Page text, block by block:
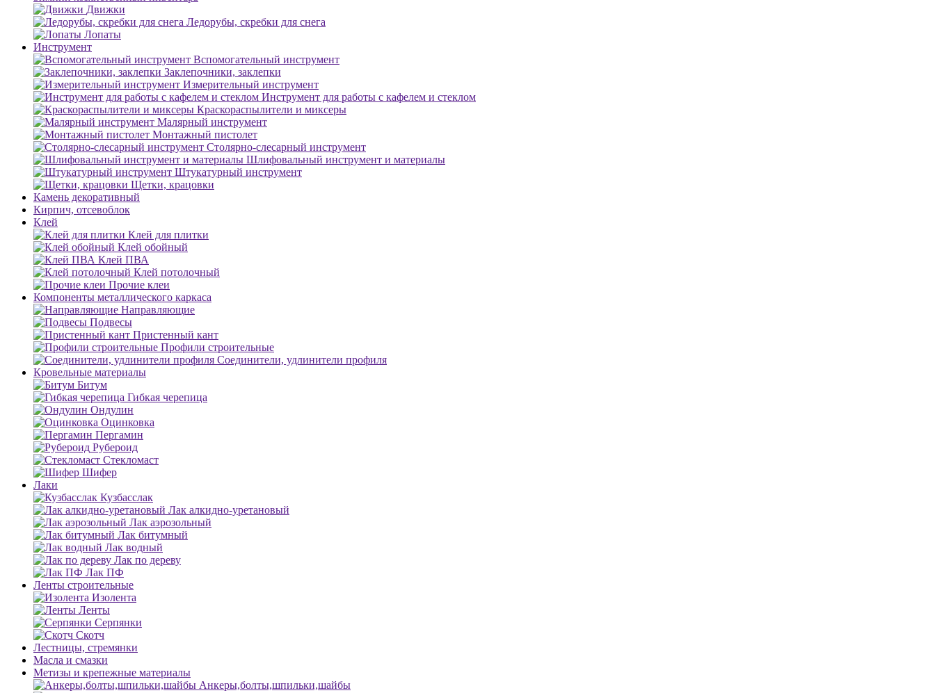
Движки
Ледорубы, скребки для снега
Лопаты
Инструмент
Вспомогательный инструмент
Заклепочники, заклепки
Измерительный инструмент
Инструмент для работы с кафелем и стеклом
Краскораспылители и миксеры
Малярный инструмент
Монтажный пистолет
Столярно-слесарный инструмент
Шлифовальный инструмент и материалы
Штукатурный инструмент
Щетки, крацовки
Камень декоративный
Кирпич, отсевоблок
Клей
Клей для плитки
Клей обойный
Клей ПВА
Клей потолочный
Прочие клеи
Компоненты металлического каркаса
Направляющие
Подвесы
Пристенный кант
Профили строительные
Соединители, удлинители профиля
Кровельные материалы
Битум
Гибкая черепица
Ондулин
Оцинковка
Пергамин
Рубероид
Стекломаст
Шифер
Лаки
Кузбасслак
Лак алкидно-уретановый
Лак аэрозольный
Лак битумный
Лак водный
Лак по дереву
Лак ПФ
Ленты строительные
Изолента
Ленты
Серпянки
Скотч
Лестницы, стремянки
Масла и смазки
Метизы и крепежные материалы
Анкеры,болты,шпильки,шайбы